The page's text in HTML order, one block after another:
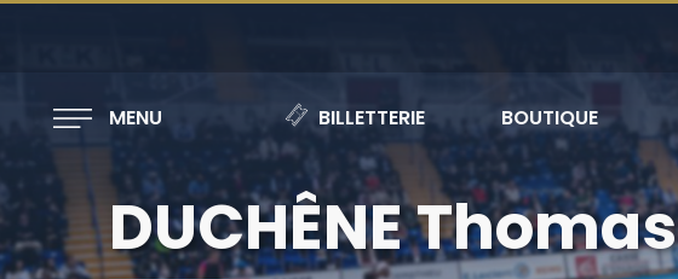
MENU BILLETTERIE BOUTIQUE
DUCHÊNE Thomas